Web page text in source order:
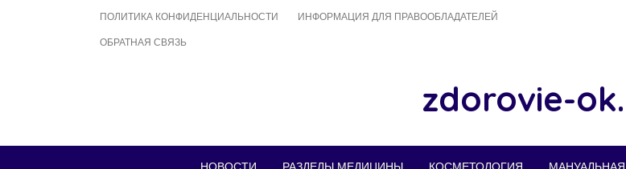
ПОЛИТИКА КОНФИДЕНЦИАЛЬНОСТИ ИНФОРМАЦИЯ ДЛЯ ПРАВООБЛАДАТЕЛЕЙ
ОБРАТНАЯ СВЯЗЬ
zdorovie-